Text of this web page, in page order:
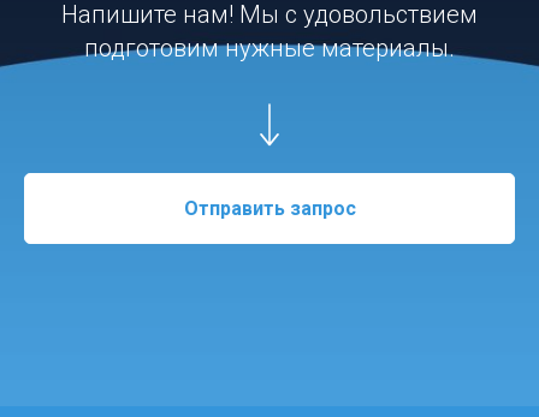
Напишите нам! Мы с удовольствием
подготовим нужные материалы.
Отправить запрос